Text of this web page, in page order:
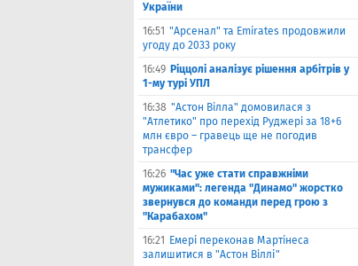
України
16:51 "Арсенал" та Emirates продовжили
угоду до 2033 року
16:49 Ріццолі аналізує рішення арбітрів у
1-му турі УПЛ
16:38 "Астон Вілла" домовилася з
"Атлетико" про перехід Руджері за 18+6
млн євро – гравець ще не погодив
трансфер
16:26 "Час уже стати справжніми
мужиками": легенда "Динамо" жорстко
звернувся до команди перед грою з
"Карабахом"
16:21
Емері переконав Мартінеса
залишитися в "Астон Віллі"